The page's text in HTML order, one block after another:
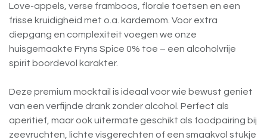
Love-appels, verse framboos, florale toetsen en een
frisse kruidigheid met o.a. kardemom. Voor extra
diepgang en complexiteit voegen we onze
huisgemaakte Fryns Spice 0% toe – een alcoholvrije
spirit boordevol karakter.
Deze premium mocktail is ideaal voor wie bewust geniet
van een verfijnde drank zonder alcohol. Perfect als
aperitief, maar ook uitermate geschikt als foodpairing bij
zeevruchten, lichte visgerechten of een smaakvol stukje